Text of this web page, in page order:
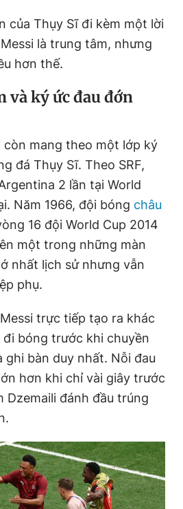
của Thụy Sĩ đi kèm một lời
là trung tâm, nhưng
hơn thế.
và ký ức đau đớn
mang theo một lớp ký
đá Thụy Sĩ. Theo SRF,
2 lần tại World
Năm 1966, đội bóng châu
16 đội World Cup 2014
một trong những màn
nhất lịch sử nhưng vẫn
phụ.
trực tiếp tạo ra khác
đi bóng trước khi chuyền
ghi bàn duy nhất. Nỗi đau
hơn khi chỉ vài giây trước
Dzemaili đánh đầu trúng